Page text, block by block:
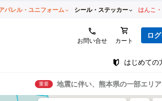
パレル・ユニフォーム シール・ステッカー はんこ
お問い合せ カート
ロ
はじめての
重要 地震に伴い、熊本県の一部エリ